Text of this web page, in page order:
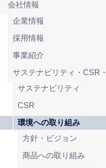
会社情報
企業情報
採用情報
事業紹介
サステナビリティ・CSR
サステナビリティ
CSR
環境への取り組み
方針・ビジョン
商品への取り組み